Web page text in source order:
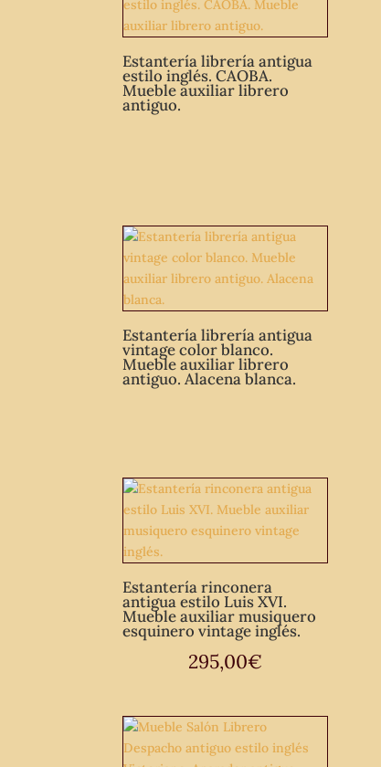
Estantería librería antigua
estilo inglés. CAOBA.
Mueble auxiliar librero
antiguo.
Estantería librería antigua
vintage color blanco.
Mueble auxiliar librero
antiguo. Alacena blanca.
Estantería rinconera
antigua estilo Luis XVI.
Mueble auxiliar musiquero
esquinero vintage inglés.
295,00€